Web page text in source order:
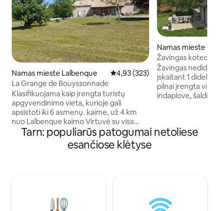
Namas mieste Lalbenque Vidutinis įvertinimas: 4,93 iš 5,
4,93 (323)
La Grange de Bouyssonnade
Klasifikuojama kaip įrengta turistų
apgyvendinimo vieta, kurioje gali
apsistoti iki 6 asmenų. kaime, už 4 km
nuo Lalbenque kaimo Virtuvė su visa
įranga ir valgomojo zona Erdvi svetainė
su malkomis kūrenama krosnele ir
skaitymo kampeliu Trys miegamieji (2 su
birželio iki rugsėjo pabaigos) Dengta
terasa su stalu ir kėdėmis Kepsninė
Namas mieste
Žavingas
Laval“
Žavingas
įskaitant 1 didelę
pilnai įrengta virtuve
indaplove,
Plokščiaekranis
Tarn: populiarūs patogumai netoliese
esančiose klėtyse